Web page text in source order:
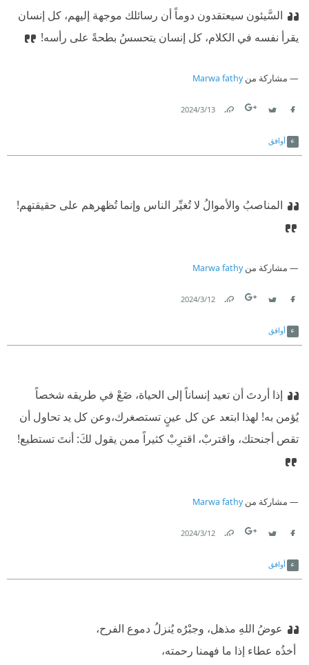
السَّيئون سيعتقدون دوماً أن رسائلك موجهة إليهم، كل إنسان
يقرأ نفسه في الكلام،‫ كل إنسان يتحسسُ بطحةً على رأسه!
مشاركة منMarwa fathy
13‏/3‏/2024
أوافق
المناصبُ والأموالُ لا تُغيِّر الناس وإنما تُظهرهم على حقيقتهم!
مشاركة منMarwa fathy
12‏/3‏/2024
أوافق
إذا أردتَ أن تعيد إنساناً إلى الحياة، ضَعْ في طريقه شخصاً
يُؤمن به!‫ لهذا ابتعد عن كل عينٍ تستصغرك،وعن كل يد تحاول أن
تقص أجنحتك،‫ واقتربْ، اقترِبْ كثيراً ممن يقول لكَ: أنتَ تستطيع!
مشاركة منMarwa fathy
12‏/3‏/2024
أوافق
عوضُ اللهِ مذهل، وجبْرُه يُنزلُ دموع الفرح،
‫ أخذُه عطاء إذا ما فهمنا رحمته،